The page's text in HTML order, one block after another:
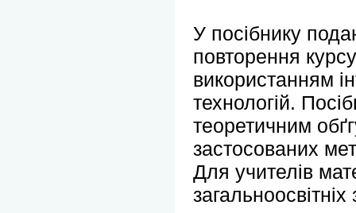
У посібнику
повторення
використанням
технологій.
теоретичним
застосованих
Для учителів
загальноосвітніх